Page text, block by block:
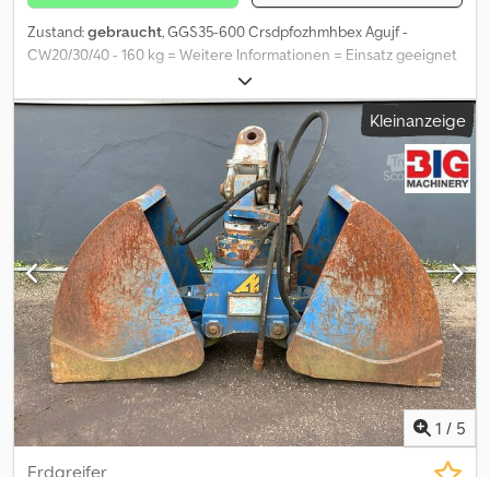
Zustand:gebraucht, GGS35-600 Crsdpfozhmhbex Agujf -
CW20/30/40 - 160 kg = Weitere Informationen = Einsatz geeignet
Kleinanzeige
1 / 5
Erdgreifer